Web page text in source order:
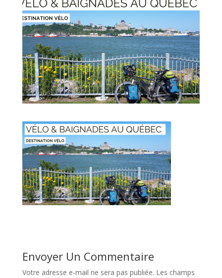
Envoyer Un Commentaire
Votre adresse e-mail ne sera pas publiée. Les champs